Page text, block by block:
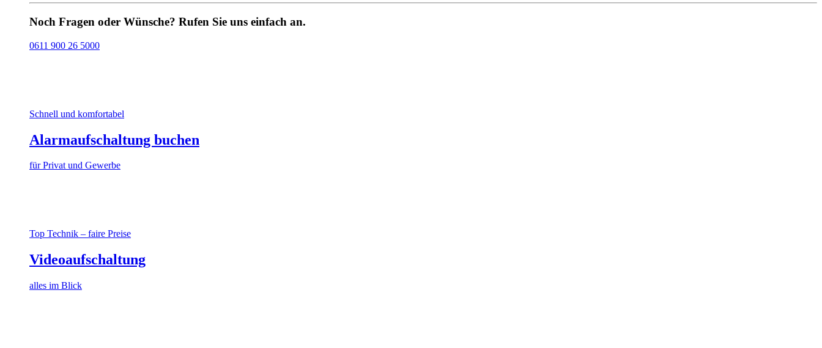
Noch Fragen oder Wünsche? Rufen Sie uns einfach an.
0611 900 26 5000
Schnell und komfortabel
Alarmaufschaltung buchen
für Privat und Gewerbe
Top Technik – faire Preise
Videoaufschaltung
alles im Blick